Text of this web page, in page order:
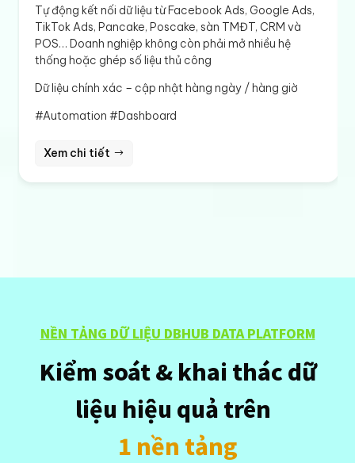
Tự động kết nối dữ liệu từ Facebook Ads, Google Ads,
TikTok Ads, Pancake, Poscake, sàn TMĐT, CRM và
POS… Doanh nghiệp không còn phải mở nhiều hệ
thống hoặc ghép số liệu thủ công
Dữ liệu chính xác – cập nhật hàng ngày / hàng giờ
#Automation #Dashboard
Xem chi tiết
NỀN TẢNG DỮ LIỆU DBHUB DATA PLATFORM
Kiểm soát & khai thác dữ
liệu hiệu quả trên
1 nền tảng